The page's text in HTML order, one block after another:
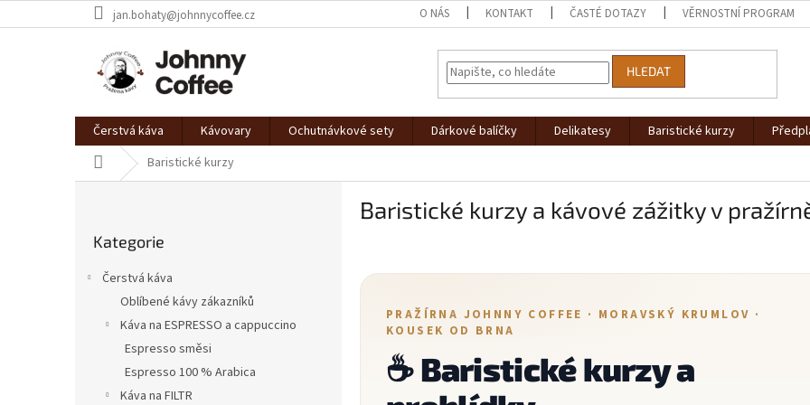
na
jan.bohaty@johnnycoffee.cz O NÁS KONTAKT ČASTÉ DOTAZY VĚRNOSTNÍ PROGRAM
HLEDAT
Čerstvá káva Kávovary Ochutnávkové sety Dárkové balíčky Delikatesy Baristické kurzy
Domů Baristické kurzy
kategorie
Kategorie
Čerstvá káva
Oblíbené kávy zákazníků
Káva na ESPRESSO a cappuccino
Espresso směsi
Espresso 100 % Arabica
Káva na FILTR
Baristické kurzy a kávové zážitky v
PRAŽÍRNA JOHNNY COFFEE · MORAVSKÝ KRUMLOV ·
KOUSEK OD BRNA
☕ Baristické kurzy a